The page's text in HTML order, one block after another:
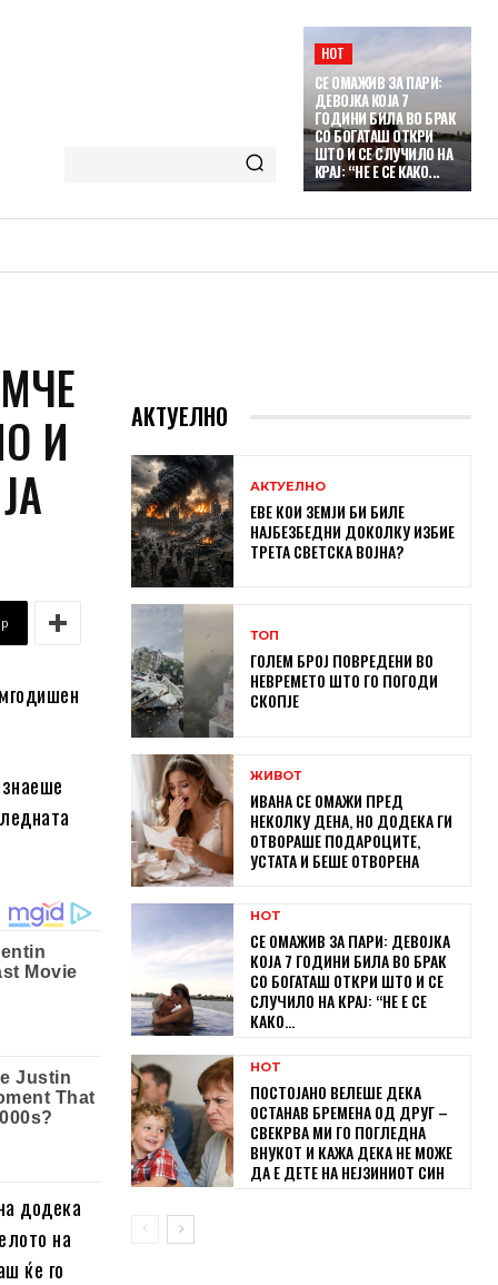
HOT
СЕ ОМАЖИВ ЗА ПАРИ:
ДЕВОЈКА КОЈА 7
ГОДИНИ БИЛА ВО БРАК
СО БОГАТАШ ОТКРИ
ШТО И СЕ СЛУЧИЛО НА
КРАЈ: “НЕ Е СЕ КАКО...
И
додека
на
ќе го
АКТУЕЛНО
АКТУЕЛНО
ЕВЕ КОИ ЗЕМЈИ БИ БИЛЕ
НАЈБЕЗБЕДНИ ДОКОЛКУ ИЗБИЕ
ТРЕТА СВЕТСКА ВОЈНА?
ТОП
ГОЛЕМ БРОЈ ПОВРЕДЕНИ ВО
НЕВРЕМЕТО ШТО ГО ПОГОДИ
СКОПЈЕ
ЖИВОТ
ИВАНА СЕ ОМАЖИ ПРЕД
НЕКОЛКУ ДЕНА, НО ДОДЕКА ГИ
ОТВОРАШЕ ПОДАРОЦИТЕ,
УСТАТА И БЕШЕ ОТВОРЕНА
HOT
СЕ ОМАЖИВ ЗА ПАРИ: ДЕВОЈКА
КОЈА 7 ГОДИНИ БИЛА ВО БРАК
СО БОГАТАШ ОТКРИ ШТО И СЕ
СЛУЧИЛО НА КРАЈ: “НЕ Е СЕ
КАКО...
HOT
ПОСТОЈАНО ВЕЛЕШЕ ДЕКА
ОСТАНАВ БРЕМЕНА ОД ДРУГ –
СВЕКРВА МИ ГО ПОГЛЕДНА
ВНУКОТ И КАЖА ДЕКА НЕ МОЖЕ
ДА Е ДЕТЕ НА НЕЈЗИНИОТ СИН